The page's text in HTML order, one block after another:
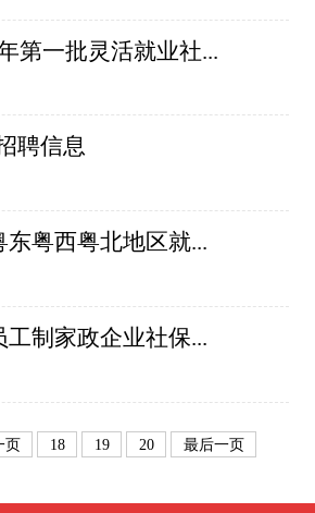
第一批灵活就业社...
聘信息
东粤西粤北地区就...
工制家政企业社保...
页 18 19 20 最后一页